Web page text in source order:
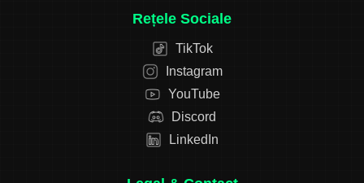
Rețele Sociale
TikTok
Instagram
YouTube
Discord
LinkedIn